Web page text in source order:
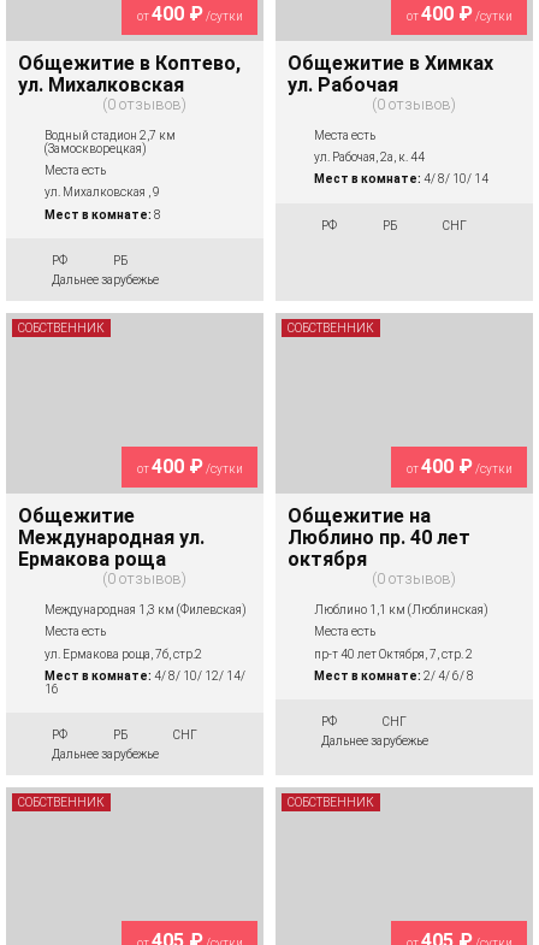
от400 ₽/сутки
Общежитие в Коптево,
ул. Михалковская
0 отзывов
Водный стадион 2,7 км
(Замоскворецкая)
Места есть
ул. Михалковская , 9
Мест в комнате: 8
РФ
РБ
Дальнее зарубежье
от400 ₽/сутки
Общежитие в Химках
ул. Рабочая
0 отзывов
Места есть
ул. Рабочая, 2а, к. 44
Мест в комнате: 4/ 8/ 10/ 14
РФ РБ СНГ
от400 ₽/сутки
Общежитие
Международная ул.
Ермакова роща
0 отзывов
Международная 1,3 км (Филевская)
Места есть
ул. Ермакова роща, 7б, стр.2
Мест в комнате: 4/ 8/ 10/ 12/ 14/
16
РФ РБ
СНГ
Дальнее зарубежье
СОБСТВЕННИК
от400 ₽/сутки
Общежитие на
Люблино пр. 40 лет
октября
0 отзывов
Люблино 1,1 км (Люблинская)
Места есть
пр-т 40 лет Октября, 7, стр. 2
Мест в комнате: 2/ 4/ 6/ 8
РФ
СНГ
Дальнее зарубежье
СОБСТВЕННИК
СОБСТВЕННИК СОБСТВЕННИК